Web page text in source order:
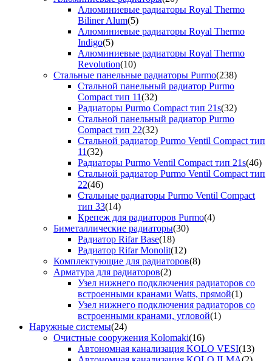
Алюминиевые радиаторы Royal Thermo
Biliner Alum(5)
Алюминиевые радиаторы Royal Thermo
Indigo(5)
Алюминиевые радиаторы Royal Thermo
Revolution(10)
Стальные панельные радиаторы Purmo(238)
Стальной панельный радиатор Purmo
Compact тип 11(32)
Радиаторы Purmo Compact тип 21s(32)
Стальной панельный радиатор Purmo
Compact тип 22(32)
Стальной радиатор Purmo Ventil Compact тип
11(32)
Радиаторы Purmo Ventil Compact тип 21s(46)
Стальной радиатор Purmo Ventil Compact тип
22(46)
Стальные радиаторы Purmo Ventil Compact
тип 33(14)
Крепеж для радиаторов Purmo(4)
Биметаллические радиаторы(30)
Радиатор Rifar Base(18)
Радиатор Rifar Monolit(12)
Комплектующие для радиаторов(8)
Арматура для радиаторов(2)
Узел нижнего подключения радиаторов со
встроенными кранами Watts, прямой(1)
Узел нижнего подключения радиаторов со
встроенными кранами, угловой(1)
Наружные системы(24)
Очистные сооружения Kolomaki(16)
Автономная канализация KOLO VESI(13)